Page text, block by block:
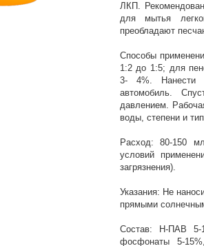
ЛКП.
для мытья
преобладают
Способы
1:2 до 1:5; для
3- 4%. Нанести
автомобиль.
давлением.
воды, степени и
Расход: 80-150
условий
загрязнения).
Указания: Не
прямыми
Состав: Н-ПАВ
фосфонаты 5-